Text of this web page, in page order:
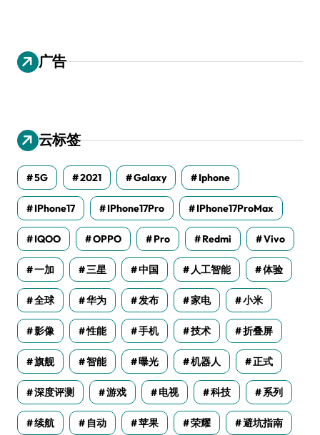
广告
云标签
5G 2021 Galaxy Iphone
IPhone17 IPhone17Pro IPhone17ProMax
IQOO OPPO Pro Redmi Vivo
一加 三星 中国 人工智能 体验
全球 华为 发布 家电 小米
影像 性能 手机 技术 折叠屏
旗舰 智能 曝光 机器人 正式
深度评测 游戏 电视 科技 系列
续航 自动 苹果 荣耀 避坑指南